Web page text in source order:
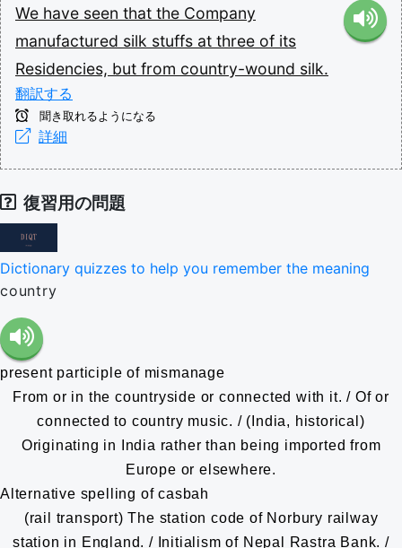
We have seen that the Company
manufactured silk stuffs at three of its
Residencies, but from country-wound silk.
翻訳する
聞き取れるようになる
詳細
復習用の問題
Dictionary quizzes to help you remember the meaning
country
present participle of mismanage
From or in the countryside or connected with it. / Of or
connected to country music. / (India, historical)
Originating in India rather than being imported from
Europe or elsewhere.
Alternative spelling of casbah
(rail transport) The station code of Norbury railway
station in England. / Initialism of Nepal Rastra Bank. /